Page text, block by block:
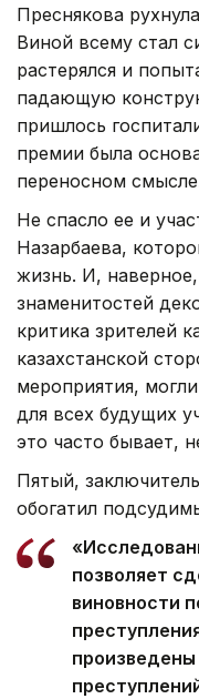
Преснякова
Виной всему стал
растерялся и
падающую
пришлось
премии была
переносном
Не спасло ее и
Назарбаева,
жизнь. И,
знаменитостей
критика зрителей
казахстанской
мероприятия,
для всех будущих
это часто бывает,
Пятый,
обогатил
позволяет
виновности